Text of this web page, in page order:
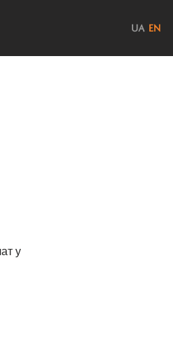
UA EN
у